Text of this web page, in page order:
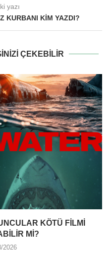
yazı
KURBANI KIM YAZDI?
ÇEKEBILIR
KÖTÜ FILMI
MI?
2026